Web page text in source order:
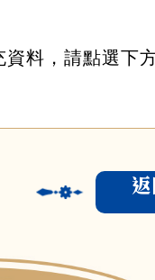
料，請點選下